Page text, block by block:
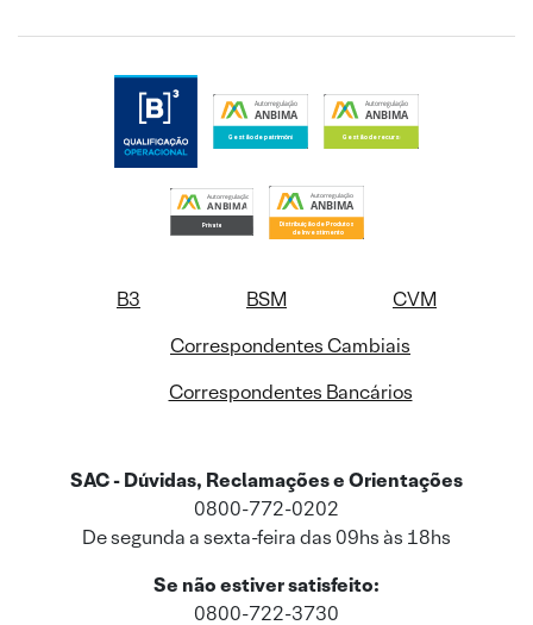
B3 BSM
CVM
Correspondentes Cambiais
Correspondentes Bancários
SAC - Dúvidas, Reclamações e Orientações
0800-772-0202
De segunda a sexta-feira das 09hs às 18hs
Se não estiver satisfeito:
0800-722-3730